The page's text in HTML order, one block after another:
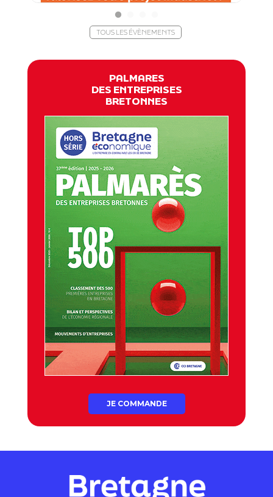
TOUS LES ÉVÈNEMENTS
PALMARES
DES ENTREPRISES
BRETONNES
JE COMMANDE